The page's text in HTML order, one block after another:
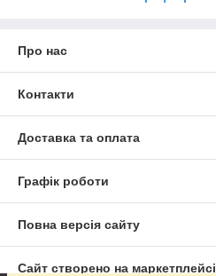
Про нас
Контакти
Доставка та оплата
Графік роботи
Повна версія сайту
Сайт створено на маркетплейсі